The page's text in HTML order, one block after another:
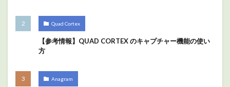
Quad Cortex
【参考情報】QUAD CORTEX のキャプチャー機能の使い
方
Anagram